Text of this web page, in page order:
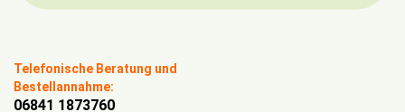
Telefonische Beratung und
Bestellannahme:
06841 1873760